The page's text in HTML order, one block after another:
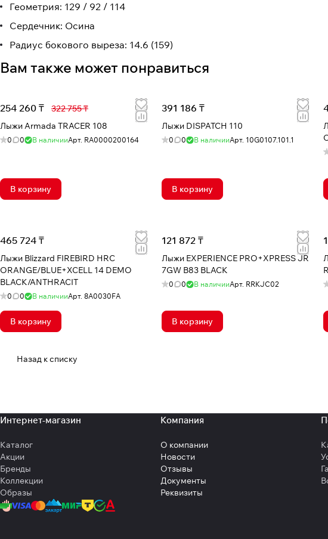
Геометрия: 129 / 92 / 114
Сердечник: Осина
Радиус бокового выреза: 14.6 (159)
Вам также может понравиться
254 260 ₸
322 755 ₸
Лыжи Armada TRACER 108
0 0 В наличииАрт. RA0000200164
В корзину
391 186 ₸
Лыжи DISPATCH 110
0 0 В наличииАрт. 10G0107.101.1
В корзину
465 724 ₸
Лыжи Blizzard FIREBIRD HRC
ORANGE/BLUE+XCELL 14 DEMO
BLACK/ANTHRACIT
0 0 В наличииАрт. 8A0030FA
В корзину
121 872 ₸
Лыжи EXPERIENCE PRO+XPRESS JR
7GW B83 BLACK
0 0 В наличииАрт. RRKJC02
В корзину
Назад к списку
Интернет-магазин
Каталог
Акции
Бренды
Коллекции
Образы
Компания
О компании
Новости
Отзывы
Документы
Реквизиты